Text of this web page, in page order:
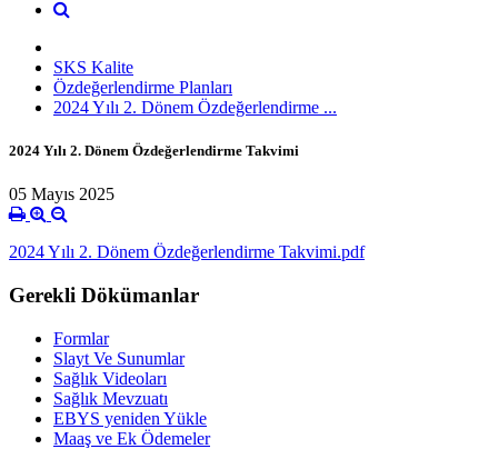
SKS Kalite
Özdeğerlendirme Planları
2024 Yılı 2. Dönem Özdeğerlendirme ...
2024 Yılı 2. Dönem Özdeğerlendirme Takvimi
05 Mayıs 2025
2024 Yılı 2. Dönem Özdeğerlendirme Takvimi.pdf
Gerekli Dökümanlar
Formlar
Slayt Ve Sunumlar
Sağlık Videoları
Sağlık Mevzuatı
EBYS yeniden Yükle
Maaş ve Ek Ödemeler